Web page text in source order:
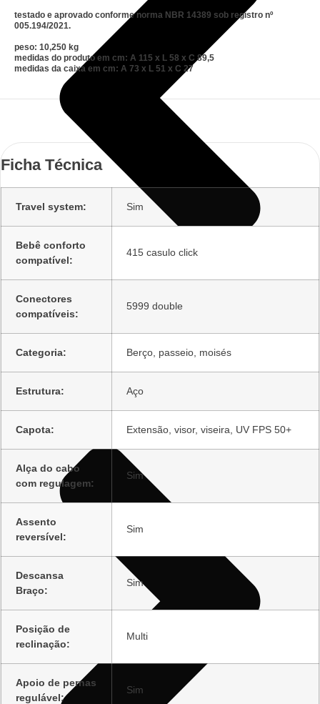
testado e aprovado conforme norma NBR 14389 sob registro nº
005.194/2021.
peso: 10,250 kg
medidas do produto em cm: A 115 x L 58 x C 89,5
medidas da caixa em cm: A 73 x L 51 x C 27
Ficha Técnica
Travel system: Sim
Bebê conforto
compatível:
415 casulo click
Conectores
compatíveis:
5999 double
Categoria: Berço, passeio, moisés
Estrutura: Aço
Capota: Extensão, visor, viseira, UV FPS 50+
Alça do cabo
com regulagem:
Sim
Assento
reversível:
Sim
Descansa
Braço:
Sim
Posição de
reclinação:
Multi
Apoio de pernas
regulável:
Sim